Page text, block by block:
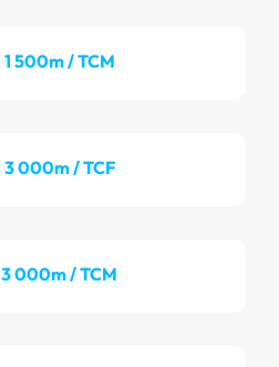
1 500m / TCM
3 000m / TCF
3 000m / TCM